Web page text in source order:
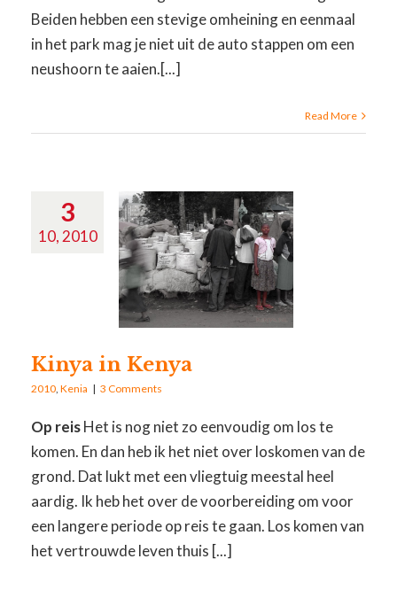
Beiden hebben een stevige omheining en eenmaal
in het park mag je niet uit de auto stappen om een
neushoorn te aaien.[...]
Read More
3
10, 2010
Kinya in Kenya
2010,Kenia | 3 Comments
Op reisHet is nog niet zo eenvoudig om los te
komen. En dan heb ik het niet over loskomen van de
grond. Dat lukt met een vliegtuig meestal heel
aardig. Ik heb het over de voorbereiding om voor
een langere periode op reis te gaan. Los komen van
het vertrouwde leven thuis [...]